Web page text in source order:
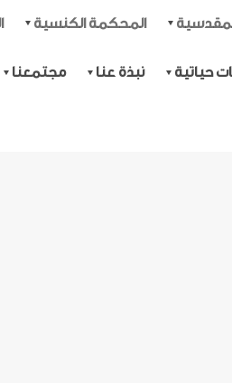
المحكمة الكنسية
حياتية نبذة عنا مجتمعنا